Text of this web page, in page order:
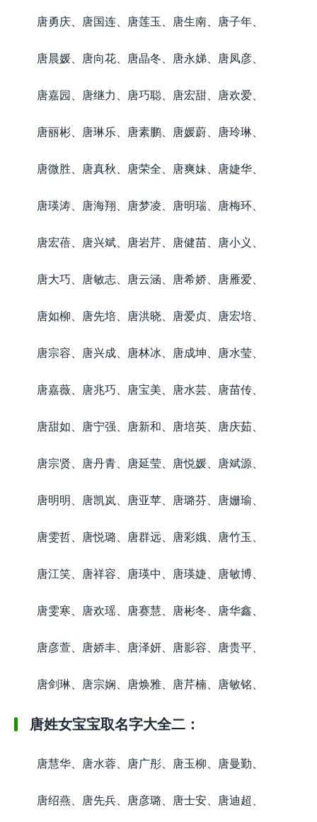
唐勇庆、唐国连、唐莲玉、唐生南、唐子年、
唐晨媛、唐向花、唐晶冬、唐永娣、唐凤彦、
唐嘉园、唐继力、唐巧聪、唐宏甜、唐欢爱、
唐丽彬、唐琳乐、唐素鹏、唐媛蔚、唐玲琳、
唐微胜、唐真秋、唐荣全、唐爽妹、唐婕华、
唐瑛涛、唐海翔、唐梦凌、唐明瑞、唐梅环、
唐宏蓓、唐兴斌、唐岩芹、唐健苗、唐小义、
唐大巧、唐敏志、唐云涵、唐希娇、唐雁爱、
唐如柳、唐先培、唐洪晓、唐爱贞、唐宏培、
唐宗容、唐兴成、唐林冰、唐成坤、唐水莹、
唐嘉薇、唐兆巧、唐宝美、唐水芸、唐苗传、
唐甜如、唐宁强、唐新和、唐培英、唐庆茹、
唐宗贤、唐丹青、唐延莹、唐悦媛、唐斌源、
唐明明、唐凯岚、唐亚苹、唐璐芬、唐姗瑜、
唐雯哲、唐悦璐、唐群远、唐彩娥、唐竹玉、
唐江笑、唐祥容、唐瑛中、唐瑛婕、唐敏博、
唐雯寒、唐欢瑶、唐赛慧、唐彬冬、唐华鑫、
唐彦萱、唐娇丰、唐泽妍、唐影容、唐贵平、
唐剑琳、唐宗娴、唐焕雅、唐芹楠、唐敏铭、
唐姓女宝宝取名字大全二：
唐慧华、唐水蓉、唐广彤、唐玉柳、唐曼勤、
唐绍燕、唐先兵、唐彦璐、唐士安、唐迪超、